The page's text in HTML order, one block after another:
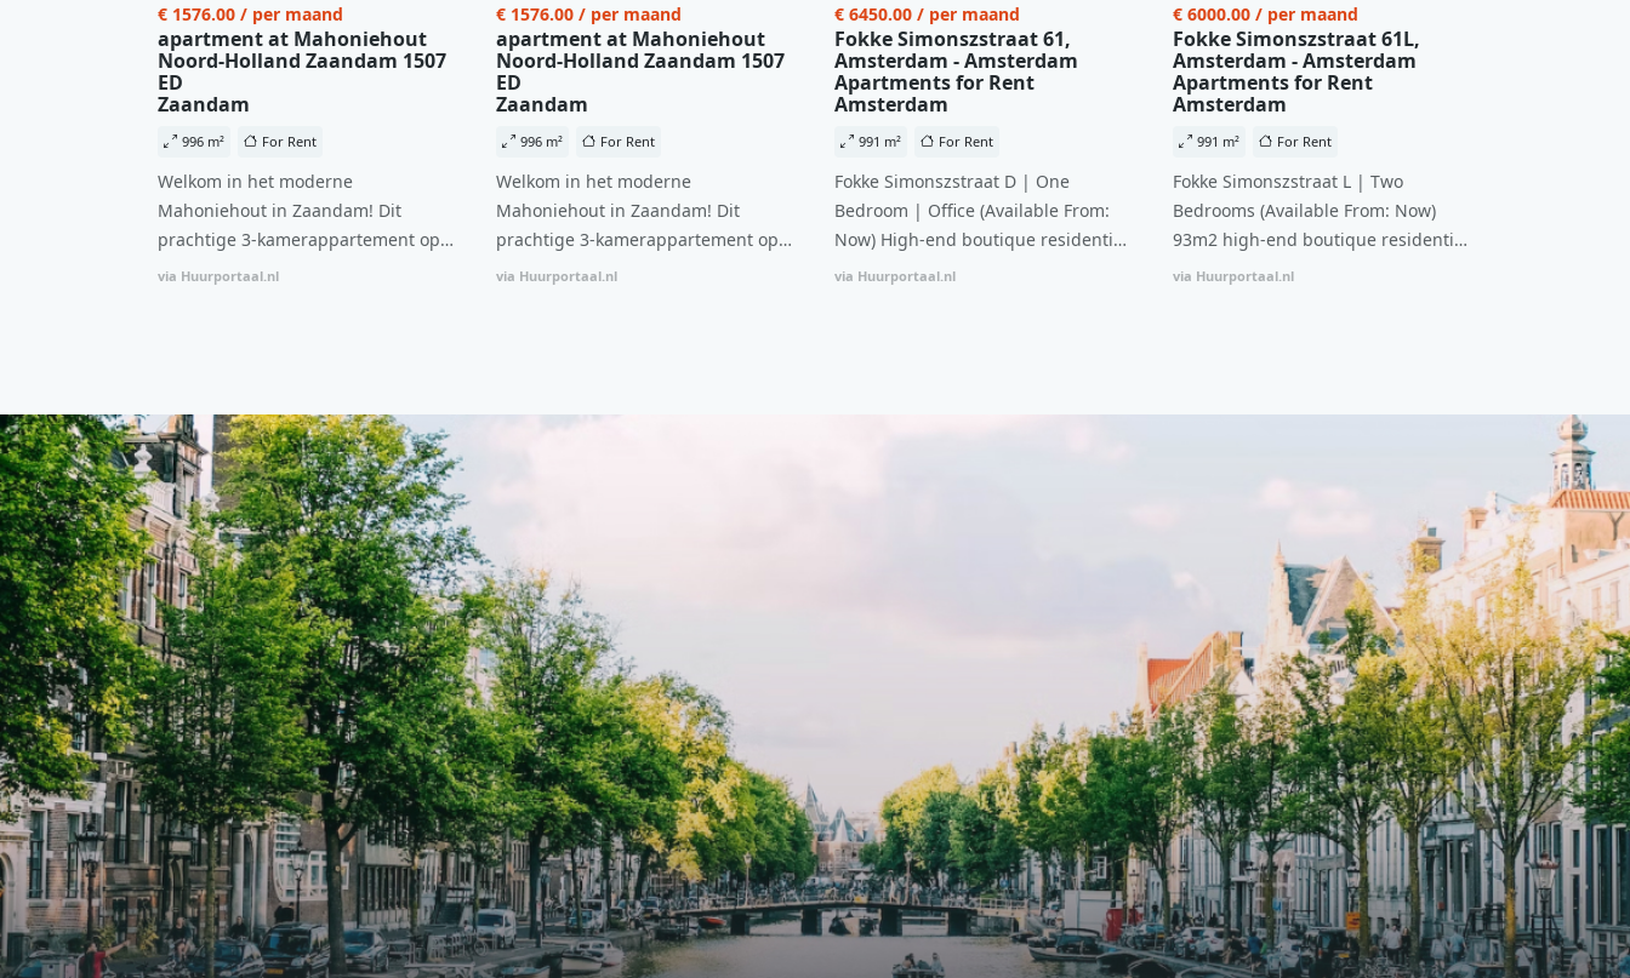
€ 1576.00 / per maand
apartment at Mahoniehout
Noord-Holland Zaandam 1507
ED
Zaandam
996 m² For Rent
Welkom in het moderne
Mahoniehout in Zaandam! Dit
prachtige 3-kamerappartement op
de 6e verdieping biedt een ideale
van €107,50 per maand is dit een
geweldige kans voor professionals
die op zoek zijn naar een woning die
direct beschikbaar is vanaf 1 april
2026. Bij binnenkomst word je
verwelkomd in een ruime
woonkamer met open keuken,
samen goed voor 44 m² aan
leefruimte. De lichte woonkamer
biedt genoeg ruimte voor een
gezellige zithoek én een stijlvolle
eethoek. De keuken is van alle
gemakken voorzien, perfect voor het
bereiden van heerlijke maaltijden.
Vanuit de woonkamer stap je zo het
balkon op, waar je kunt genieten
van een prachtig uitzicht en een
moment van rust. De woning
beschikt over twee comfortabele
slaapkamers van respectievelijk 12,1
via Huurportaal.nl
€ 1576.00 / per maand
apartment at Mahoniehout
Noord-Holland Zaandam 1507
ED
Zaandam
996 m² For Rent
Welkom in het moderne
Mahoniehout in Zaandam! Dit
prachtige 3-kamerappartement op
de 6e verdieping biedt een ideale
van €107,50 per maand is dit een
woonkamer met open keuken,
samen goed voor 44 m² aan
leefruimte. De lichte woonkamer
biedt genoeg ruimte voor een
gezellige zithoek én een stijlvolle
eethoek. De keuken is van alle
gemakken voorzien, perfect voor het
bereiden van heerlijke maaltijden.
Vanuit de woonkamer stap je zo het
balkon op, waar je kunt genieten
van een prachtig uitzicht en een
moment van rust. De woning
beschikt over twee comfortabele
slaapkamers van respectievelijk 12,1
via Huurportaal.nl
€ 6450.00 / per maand
Fokke Simonszstraat 61,
Amsterdam - Amsterdam
Apartments for Rent
Amsterdam
991 m² For Rent
Fokke Simonszstraat D | One
Bedroom | Office (Available From:
Now) High-end boutique residential
complex in De Pijp feautring an
storage and secure bicycle parking
with an elegant lobby with an
elevator and green communal
spaces.The building incorporates
solar panels to generate energy
supply. The windows have solar
control glazing, and the apartments
have climate control driven by a
thermal energy storage system.
via Huurportaal.nl
€ 6000.00 / per maand
Fokke Simonszstraat 61L,
Amsterdam - Amsterdam
Apartments for Rent
Amsterdam
991 m² For Rent
Fokke Simonszstraat L | Two
Bedrooms (Available From: Now)
93m2 high-end boutique residential
complex in De Pijp feautring an
93m2, ready-to-live, contemporary
spaces.The building incorporates
solar panels to generate energy
supply. The windows have solar
control glazing, and the apartments
have climate control driven by a
thermal energy storage system.
Underfloor heating and cooling
contribute to a healthy indoor
environment. The atriums' seasonal
green walls provide natural summer
cooling, improved air quality and
acoustics, and are specially
designed to attract native birds and
butterflies.The bright residence
features an efficient and functional
via Huurportaal.nl